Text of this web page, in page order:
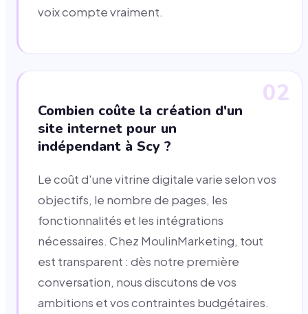
voix compte vraiment.
02
Combien coûte la création d'un
site internet pour un
indépendant à Scy ?
Le coût d'une vitrine digitale varie selon vos
objectifs, le nombre de pages, les
fonctionnalités et les intégrations
nécessaires. Chez MoulinMarketing, tout
est transparent : dès notre première
conversation, nous discutons de vos
ambitions et vos contraintes budgétaires.